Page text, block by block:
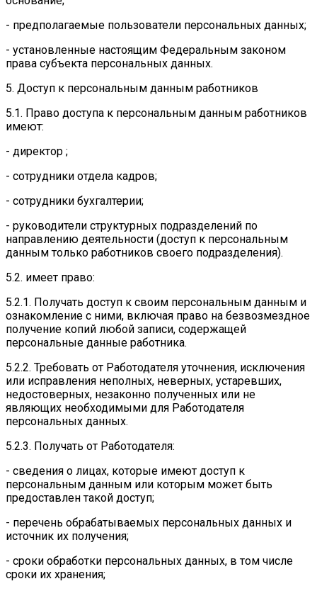
- предполагаемые пользователи персональных данных;
- установленные настоящим Федеральным законом
права субъекта персональных данных.
5. Доступ к персональным данным работников
5.1. Право доступа к персональным данным работников
имеют:
- директор ;
- сотрудники отдела кадров;
- сотрудники бухгалтерии;
- руководители структурных подразделений по
направлению деятельности (доступ к персональным
данным только работников своего подразделения).
5.2. имеет право:
5.2.1. Получать доступ к своим персональным данным и
ознакомление с ними, включая право на безвозмездное
получение копий любой записи, содержащей
персональные данные работника.
5.2.2. Требовать от Работодателя уточнения, исключения
или исправления неполных, неверных, устаревших,
недостоверных, незаконно полученных или не
являющих необходимыми для Работодателя
персональных данных.
5.2.3. Получать от Работодателя:
- сведения о лицах, которые имеют доступ к
персональным данным или которым может быть
предоставлен такой доступ;
- перечень обрабатываемых персональных данных и
источник их получения;
- сроки обработки персональных данных, в том числе
сроки их хранения;